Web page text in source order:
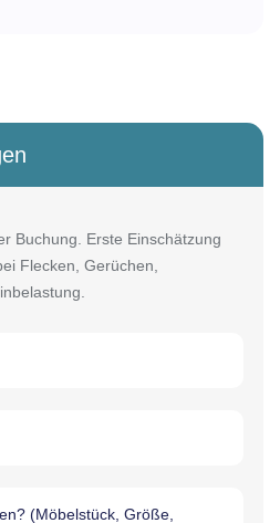
Buchung. Erste Einschätzung
Flecken, Gerüchen,